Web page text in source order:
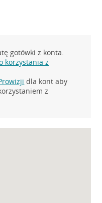
gotówki z konta.
korzystania z
dla kont aby
z